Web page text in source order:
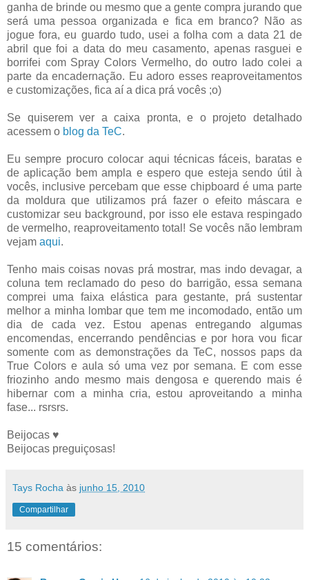
ganha de brinde ou mesmo que a gente compra jurando que
será uma pessoa organizada e fica em branco? Não as
jogue fora, eu guardo tudo, usei a folha com a data 21 de
abril que foi a data do meu casamento, apenas rasguei e
borrifei com Spray Colors Vermelho, do outro lado colei a
parte da encadernação. Eu adoro esses reaproveitamentos
e customizações, fica aí a dica prá vocês ;o)
Se quiserem ver a caixa pronta, e o projeto detalhado
acessem o blog da TeC.
Eu sempre procuro colocar aqui técnicas fáceis, baratas e
de aplicação bem ampla e espero que esteja sendo útil à
vocês, inclusive percebam que esse chipboard é uma parte
da moldura que utilizamos prá fazer o efeito máscara e
customizar seu background, por isso ele estava respingado
de vermelho, reaproveitamento total! Se vocês não lembram
vejam aqui.
Tenho mais coisas novas prá mostrar, mas indo devagar, a
coluna tem reclamado do peso do barrigão, essa semana
comprei uma faixa elástica para gestante, prá sustentar
melhor a minha lombar que tem me incomodado, então um
dia de cada vez. Estou apenas entregando algumas
encomendas, encerrando pendências e por hora vou ficar
somente com as demonstrações da TeC, nossos paps da
True Colors e aula só uma vez por semana. E com esse
friozinho ando mesmo mais dengosa e querendo mais é
hibernar com a minha cria, estou aproveitando a minha
fase... rsrsrs.
Beijocas ♥
Beijocas preguiçosas!
Tays Rocha às junho 15, 2010
Compartilhar
15 comentários: